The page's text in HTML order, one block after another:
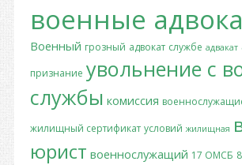
военные
Военный грозный адвокат службе адвакат
признание увольнение с
службы комиссия
жилищный сертификат условий жилищная
юрист военнослужащий 17 ОМСБ